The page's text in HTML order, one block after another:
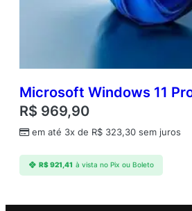
Microsoft Windows 11
R$ 969,90
em até 3x de R$ 323,30 sem juros
R$921,41 à vista no Pix ou Boleto